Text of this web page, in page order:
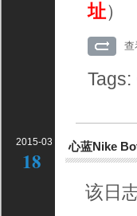
址）
查
Tags:
2015-03
18
心蓝Nike
该日